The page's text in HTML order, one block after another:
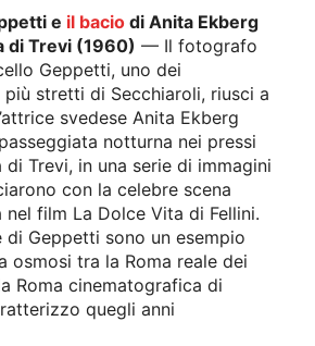
e il bacio di Anita Ekberg
di Trevi (1960) — Il fotografo
Geppetti, uno dei
stretti di Secchiaroli, riusci a
svedese Anita Ekberg
notturna nei pressi
Trevi, in una serie di immagini
con la celebre scena
film La Dolce Vita di Fellini.
Geppetti sono un esempio
osmosi tra la Roma reale dei
Roma cinematografica di
quegli anni